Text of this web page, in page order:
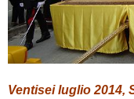
Ventisei luglio 2014,